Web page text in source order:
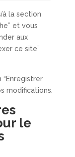
la section
et vous
aux
ce site”
“Enregistrer
modifications.
le